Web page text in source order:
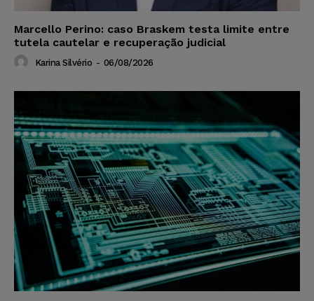
Marcello Perino: caso Braskem testa limite entre
tutela cautelar e recuperação judicial
Karina Silvério - 06/08/2026